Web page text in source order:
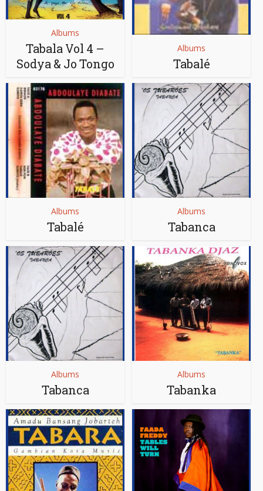
Albums
Tabala Vol 4 –
Sodya & Jo Tongo
Albums
Tabalé
Albums
Tabalé
Albums
Tabanca
Albums
Tabanca
Albums
Tabanka